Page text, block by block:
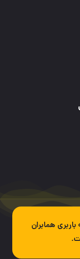
همابران